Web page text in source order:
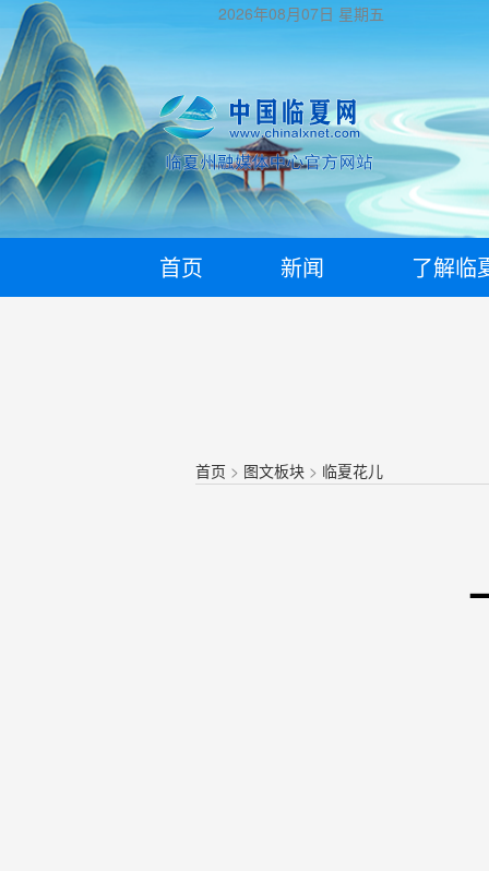
2026年08月07日 星期五
首页 新闻 了解临
首页 > 图文板块 > 临夏花儿